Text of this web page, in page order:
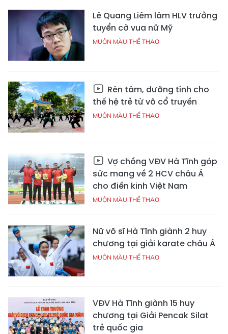
Lê Quang Liêm làm HLV trưởng
tuyển cờ vua nữ Mỹ
MUÔN MÀU THỂ THAO
Rèn tâm, dưỡng tính cho
thế hệ trẻ từ võ cổ truyền
MUÔN MÀU THỂ THAO
Vợ chồng VĐV Hà Tĩnh góp
sức mang về 2 HCV châu Á
cho điền kinh Việt Nam
MUÔN MÀU THỂ THAO
Nữ võ sĩ Hà Tĩnh giành 2 huy
chương tại giải karate châu Á
MUÔN MÀU THỂ THAO
VĐV Hà Tĩnh giành 15 huy
chương tại Giải Pencak Silat
trẻ quốc gia